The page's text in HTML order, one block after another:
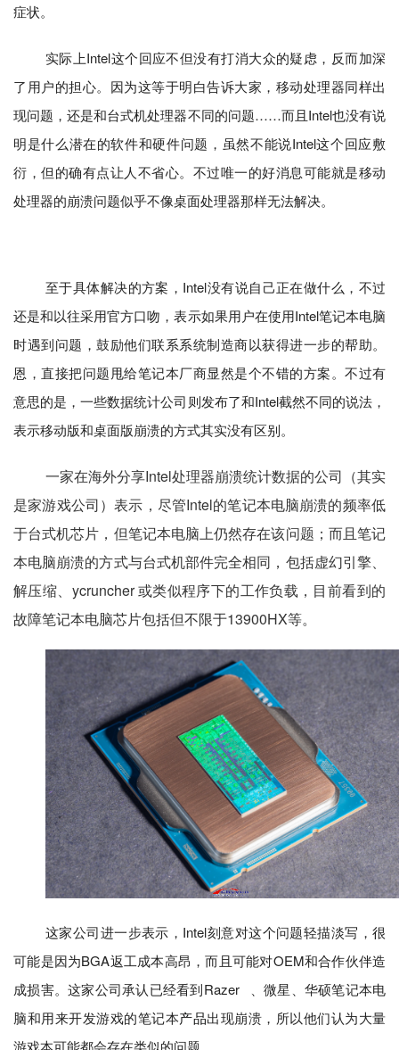
症状。
实际上Intel这个回应不但没有打消大众的疑虑，反而加深
了用户的担心。因为这等于明白告诉大家，移动处理器同样出
现问题，还是和台式机处理器不同的问题……而且Intel也没有说
明是什么潜在的软件和硬件问题，虽然不能说Intel这个回应敷
衍，但的确有点让人不省心。不过唯一的好消息可能就是移动
处理器的崩溃问题似乎不像桌面处理器那样无法解决。
至于具体解决的方案，Intel没有说自己正在做什么，不过
还是和以往采用官方口吻，表示如果用户在使用Intel笔记本电脑
时遇到问题，鼓励他们联系系统制造商以获得进一步的帮助。
恩，直接把问题甩给笔记本厂商显然是个不错的方案。不过有
意思的是，一些数据统计公司则发布了和Intel截然不同的说法，
表示移动版和桌面版崩溃的方式其实没有区别。
一家在海外分享Intel处理器崩溃统计数据的公司（其实
是家游戏公司）表示，尽管Intel的笔记本电脑崩溃的频率低
于台式机芯片，但笔记本电脑上仍然存在该问题；而且笔记
本电脑崩溃的方式与台式机部件完全相同，包括虚幻引擎、
解压缩、ycruncher 或类似程序下的工作负载，目前看到的
故障笔记本电脑芯片包括但不限于13900HX等。
这家公司进一步表示，Intel刻意对这个问题轻描淡写，很
可能是因为BGA返工成本高昂，而且可能对OEM和合作伙伴造
成损害。这家公司承认已经看到Razer
、微星、华硕笔记本电
脑和用来开发游戏的笔记本产品出现崩溃，所以他们认为大量
游戏本可能都会存在类似的问题。